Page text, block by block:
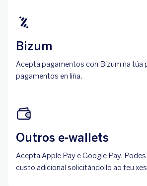
Bizum
Acepta pagamentos con Bizum na túa
pagamentos en liña.
Outros e-wallets
Acepta Apple Pay e Google Pay.
custo adicional solicitándollo ao teu